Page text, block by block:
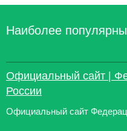
Наиболее
Официальный сайт |
России
Официальный сайт